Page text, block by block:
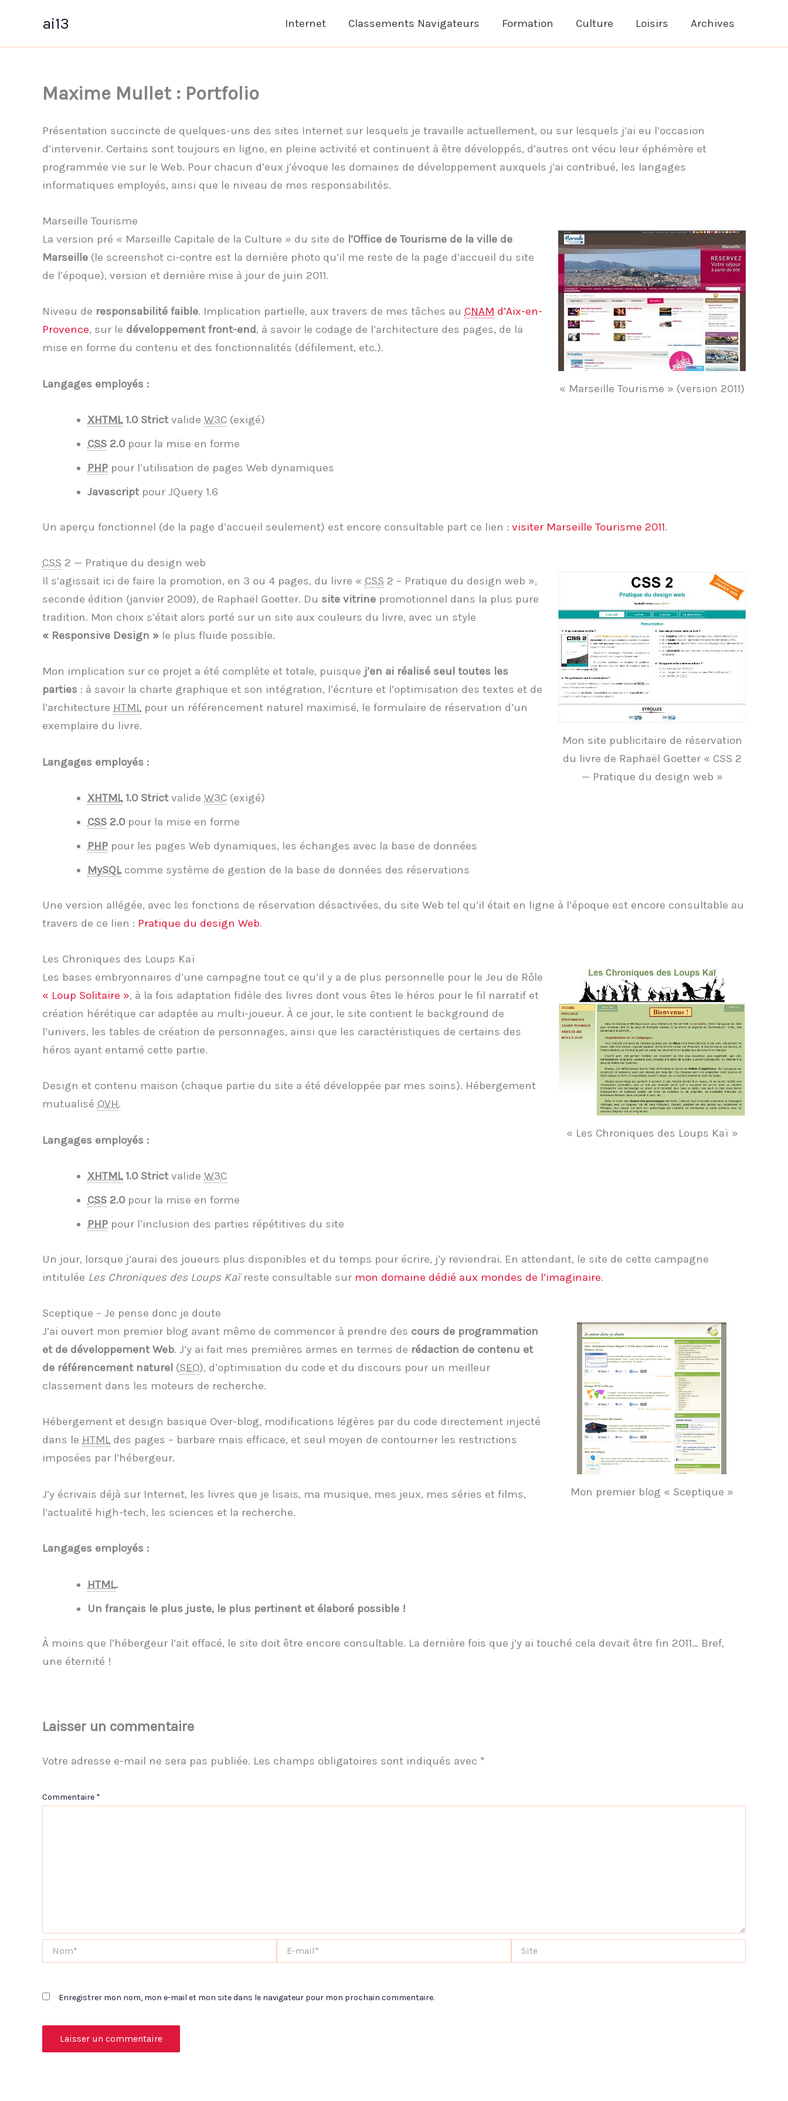
contenu
ai13 Internet Classements Navigateurs Formation Culture Loisirs Archives
Maxime Mullet : Portfolio
Présentation succincte de quelques-uns des sites Internet sur lesquels je travaille actuellement, ou sur lesquels j’ai eu l’occasion
d’intervenir. Certains sont toujours en ligne, en pleine activité et continuent à être développés, d’autres ont vécu leur éphémère et
programmée vie sur le Web. Pour chacun d’eux j’évoque les domaines de développement auxquels j’ai contribué, les langages
informatiques employés, ainsi que le niveau de mes responsabilités.
Marseille Tourisme
« Marseille Tourisme » (version 2011)
La version pré « Marseille Capitale de la Culture » du site de l’Office de Tourisme de la ville de
Marseille (le screenshot ci-contre est la dernière photo qu’il me reste de la page d’accueil du site
de l’époque), version et dernière mise à jour de juin 2011.
Niveau de responsabilité faible. Implication partielle, aux travers de mes tâches au CNAM d’Aix-en-
Provence, sur le développement front-end, à savoir le codage de l’architecture des pages, de la
mise en forme du contenu et des fonctionnalités (défilement, etc.).
Langages employés :
XHTML1.0 Strictvalide W3C (exigé)
CSS 2.0pour la mise en forme
PHP pour l’utilisation de pages Web dynamiques
Javascriptpour JQuery 1.6
Un aperçu fonctionnel (de la page d’accueil seulement) est encore consultable part ce lien : visiter Marseille Tourisme 2011.
CSS 2 — Pratique du design web
Mon site publicitaire de réservation
du livre de Raphaël Goetter « CSS 2
— Pratique du design web »
Il s’agissait ici de faire la promotion, en 3 ou 4 pages, du livre « CSS 2 – Pratique du design web »,
seconde édition (janvier 2009), de Raphaël Goetter. Du site vitrine promotionnel dans la plus pure
tradition. Mon choix s’était alors porté sur un site aux couleurs du livre, avec un style
« Responsive Design » le plus fluide possible.
Mon implication sur ce projet a été complète et totale, puisque j’en ai réalisé seul toutes les
parties : à savoir la charte graphique et son intégration, l’écriture et l’optimisation des textes et de
l’architecture HTML pour un référencement naturel maximisé, le formulaire de réservation d’un
exemplaire du livre.
Langages employés :
XHTML1.0 Strictvalide W3C (exigé)
CSS 2.0pour la mise en forme
PHP pour les pages Web dynamiques, les échanges avec la base de données
MySQLcomme système de gestion de la base de données des réservations
Une version allégée, avec les fonctions de réservation désactivées, du site Web tel qu’il était en ligne à l’époque est encore consultable au
travers de ce lien : Pratique du design Web.
Les Chroniques des Loups Kaï
« Les Chroniques des Loups Kaï »
Les bases embryonnaires d’une campagne tout ce qu’il y a de plus personnelle pour le Jeu de Rôle
« Loup Solitaire », à la fois adaptation fidèle des livres dont vous êtes le héros pour le fil narratif et
création hérétique car adaptée au multi-joueur. À ce jour, le site contient le background de
l’univers, les tables de création de personnages, ainsi que les caractéristiques de certains des
héros ayant entamé cette partie.
Design et contenu maison (chaque partie du site a été développée par mes soins). Hébergement
mutualisé OVH.
Langages employés :
XHTML1.0 Strictvalide W3C
CSS 2.0pour la mise en forme
PHP pour l’inclusion des parties répétitives du site
Un jour, lorsque j’aurai des joueurs plus disponibles et du temps pour écrire, j’y reviendrai. En attendant, le site de cette campagne
intitulée Les Chroniques des Loups Kaïreste consultable sur mon domaine dédié aux mondes de l’imaginaire.
Sceptique – Je pense donc je doute
Mon premier blog « Sceptique »
J’ai ouvert mon premier blog avant même de commencer à prendre des cours de programmation
et de développement Web. J’y ai fait mes premières armes en termes de rédaction de contenu et
de référencement naturel (SEO), d’optimisation du code et du discours pour un meilleur
classement dans les moteurs de recherche.
Hébergement et design basique Over-blog, modifications légères par du code directement injecté
dans le HTML des pages – barbare mais efficace, et seul moyen de contourner les restrictions
imposées par l’hébergeur.
J’y écrivais déjà sur Internet, les livres que je lisais, ma musique, mes jeux, mes séries et films,
l’actualité high-tech, les sciences et la recherche.
Langages employés :
HTML.
Un français le plus juste, le plus pertinent et élaboré possible !
À moins que l’hébergeur l’ait effacé, le site doit être encore consultable. La dernière fois que j’y ai touché cela devait être fin 2011… Bref,
une éternité !
Laisser un commentaire
Votre adresse e-mail ne sera pas publiée. Les champs obligatoires sont indiqués avec *
Commentaire *
mail*
Enregistrer mon nom, mon e-mail et mon site dans le navigateur pour mon prochain commentaire.